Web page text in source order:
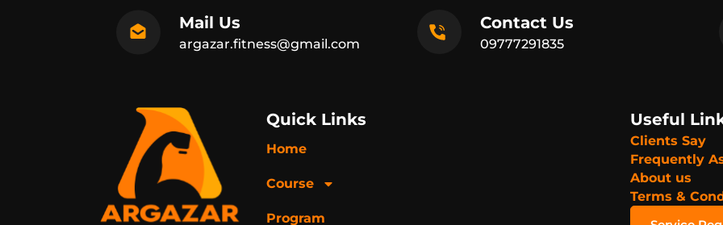
r
Mail Us
argazar.fitness@gmail.com
Contact Us
09777291835
Quick Links
Home
Course
Program
Useful
Clients Say
Frequently
About us
Terms &